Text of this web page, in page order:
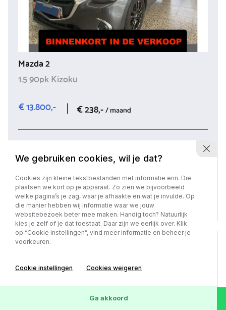
Mazda 2
1.5 90pk Kizoku
€ 13.800,-
€ 238,-/ maand
2019 55.708 km Benzine
Bekijk auto
We gebruiken cookies, wil je dat?
Cookies zijn kleine tekstbestanden met informatie erin. Die
plaatsen we kort op je apparaat. Zo zien we bijvoorbeeld
welke pagina’s je zag, waar je afhaakte en wat je invulde. Op
die manier hebben wij informatie waar we jouw
websitebezoek beter mee maken. Handig toch? Natuurlijk
kies je zelf of je dat toestaat. Daar zijn we eerlijk over. Klik
op “Cookie instellingen”, vind meer informatie en beheer je
voorkeuren.
Cookie instellingen Cookies weigeren
Ga akkoord